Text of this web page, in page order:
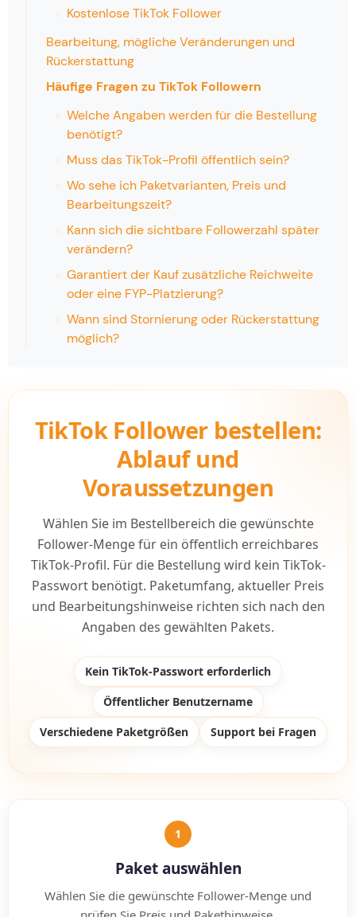
Kostenlose TikTok Follower
Bearbeitung, mögliche Veränderungen und
Rückerstattung
Häufige Fragen zu TikTok Followern
Welche Angaben werden für die Bestellung
benötigt?
Muss das TikTok-Profil öffentlich sein?
Wo sehe ich Paketvarianten, Preis und
Bearbeitungszeit?
Kann sich die sichtbare Followerzahl später
verändern?
Garantiert der Kauf zusätzliche Reichweite
oder eine FYP-Platzierung?
Wann sind Stornierung oder Rückerstattung
möglich?
TikTok Follower bestellen:
Ablauf und
Voraussetzungen
Wählen Sie im Bestellbereich die gewünschte
Follower-Menge für ein öffentlich erreichbares
TikTok-Profil. Für die Bestellung wird kein TikTok-
Passwort benötigt. Paketumfang, aktueller Preis
und Bearbeitungshinweise richten sich nach den
Angaben des gewählten Pakets.
Kein TikTok-Passwort erforderlich
Öffentlicher Benutzername
Verschiedene Paketgrößen
Support bei Fragen
1
Paket auswählen
Wählen Sie die gewünschte Follower-Menge und